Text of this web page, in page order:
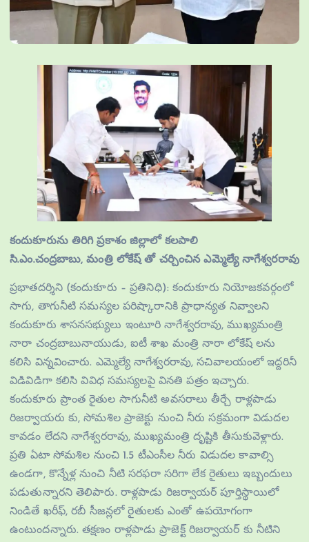
కందుకూరును తిరిగి ప్రకాశం జిల్లాలో కలపాలి
సి.ఎం.చంద్రబాబు, మంత్రి లోకేష్ తో చర్చించిన ఎమ్మెల్యే నాగేశ్వరరావు
ప్రభాతదర్శిని (కందుకూరు – ప్రతినిధి): కందుకూరు నియోజకవర్గంలో
సాగు, తాగునీటి సమస్యల పరిష్కారానికి ప్రాధాన్యత నివ్వాలని
కందుకూరు శాసనసభ్యులు ఇంటూరి నాగేశ్వరరావు, ముఖ్యమంత్రి
నారా చంద్రబాబునాయుడు, ఐటీ శాఖ మంత్రి నారా లోకేష్ లను
కలిసి విన్నవించారు. ఎమ్మెల్యే నాగేశ్వరరావు, సచివాలయంలో ఇద్దరినీ
విడివిడిగా కలిసి వివిధ సమస్యలపై వినతి పత్రం ఇచ్చారు.
కందుకూరు ప్రాంత రైతుల సాగునీటి అవసరాలు తీర్చే రాళ్లపాడు
రిజర్వాయరు కు, సోమశిల ప్రాజెక్టు నుంచి నీరు సక్రమంగా విడుదల
కావడం లేదని నాగేశ్వరరావు, ముఖ్యమంత్రి దృష్టికి తీసుకువెళ్లారు.
ప్రతి ఏటా సోమశిల నుంచి 1.5 టీఎంసీల నీరు విడుదల కావాల్సి
ఉండగా, కొన్నేళ్ల నుంచి నీటి సరఫరా సరిగా లేక రైతులు ఇబ్బందులు
పడుతున్నారని తెలిపారు. రాళ్లపాడు రిజర్వాయర్ పూర్తిస్థాయిలో
నిండితే ఖరీఫ్, రబీ సీజన్లలో రైతులకు ఎంతో ఉపయోగంగా
ఉంటుందన్నారు. తక్షణం రాళ్లపాడు ప్రాజెక్ట్ రిజర్వాయర్ కు నీటిని